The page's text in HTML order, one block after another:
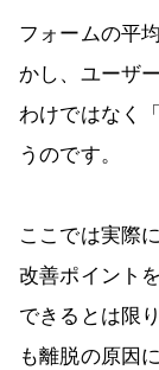
フォームの平
かし、ユーザ
わけではなく
うのです。
ここでは実際
改善ポイント
できるとは限
も離脱の原因